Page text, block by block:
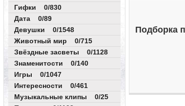
Гифки 0/830
Дата 0/89
Девушки 0/1548
Животный мир 0/715
Звёздные засветы 0/1128
Знаменитости 0/140
Игры 0/1047
Интересности 0/461
Музыкальные клипы 0/25
Подборка